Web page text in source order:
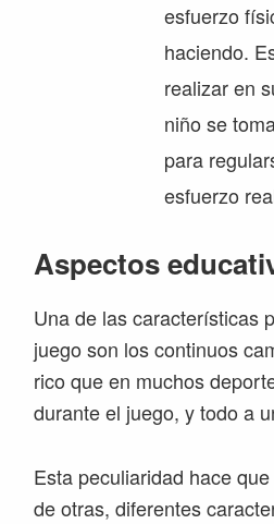
esfuerzo
haciendo.
realizar en
niño se
para
esfuerzo
Aspectos
Una de las características
juego son los continuos
rico que en muchos
durante el juego, y todo a
Esta peculiaridad hace
de otras, diferentes